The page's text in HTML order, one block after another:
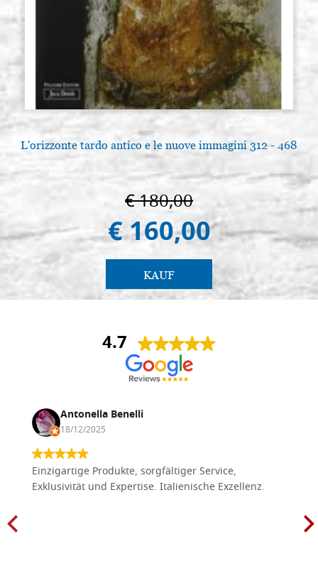
L'orizzonte tardo antico e le nuove immagini 312 - 468
€ 180,00
€ 160,00
KAUF
4.7
Antonella Benelli
18/12/2025
Einzigartige Produkte, sorgfältiger Service,
Exklusivität und Expertise. Italienische Exzellenz.